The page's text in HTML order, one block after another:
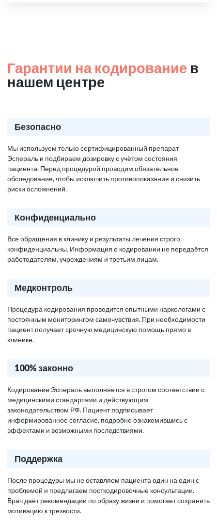
Гарантии на кодирование в
нашем центре
Безопасно
Мы используем только сертифицированный препарат
Эспераль и подбираем дозировку с учётом состояния
пациента. Перед процедурой проводим обязательное
обследование, чтобы исключить противопоказания и снизить
риски осложнений.
Конфиденциально
Все обращения в клинику и результаты лечения строго
конфиденциальны. Информация о кодировании не передаётся
работодателям, учреждениям и третьим лицам.
Медконтроль
Процедура кодирования проводится опытными наркологами с
постоянным мониторингом самочувствия. При необходимости
пациент получает срочную медицинскую помощь прямо в
клинике.
100% законно
Кодирование Эспераль выполняется в строгом соответствии с
медицинскими стандартами и действующим
законодательством РФ. Пациент подписывает
информированное согласие, подробно ознакомившись с
эффектами и возможными последствиями.
Поддержка
После процедуры мы не оставляем пациента один на один с
проблемой и предлагаем посткодировочные консультации.
Врач даёт рекомендации по образу жизни и помогает сохранить
мотивацию к трезвости.